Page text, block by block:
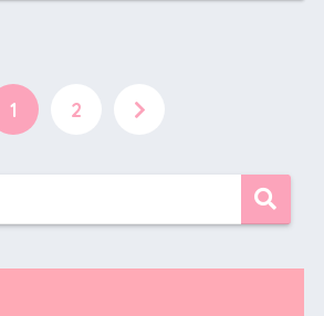
1 2